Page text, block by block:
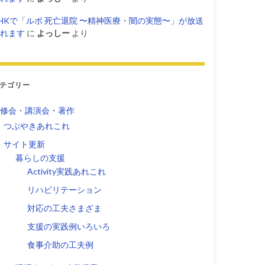
で「ルポ 死亡退院 〜精神医療・闇の実態〜」が放送
ます に よっしー より
ゴリー
会・講演会・著作
つぶやきあれこれ
サイト更新
暮らしの支援
Activity実践あれこれ
リハビリテーション
対応の工夫さまざま
支援の実践例いろいろ
食事介助の工夫例